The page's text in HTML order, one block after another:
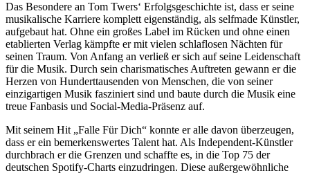
Das Besondere an Tom Twers‘ Erfolgsgeschichte ist, dass er seine
musikalische Karriere komplett eigenständig, als selfmade Künstler,
aufgebaut hat. Ohne ein großes Label im Rücken und ohne einen
etablierten Verlag kämpfte er mit vielen schlaflosen Nächten für
seinen Traum. Von Anfang an verließ er sich auf seine Leidenschaft
für die Musik. Durch sein charismatisches Auftreten gewann er die
Herzen von Hunderttausenden von Menschen, die von seiner
einzigartigen Musik fasziniert sind und baute durch die Musik eine
treue Fanbasis und Social-Media-Präsenz auf.
Mit seinem Hit „Falle Für Dich“ konnte er alle davon überzeugen,
dass er ein bemerkenswertes Talent hat. Als Independent-Künstler
durchbrach er die Grenzen und schaffte es, in die Top 75 der
deutschen Spotify-Charts einzudringen. Diese außergewöhnliche